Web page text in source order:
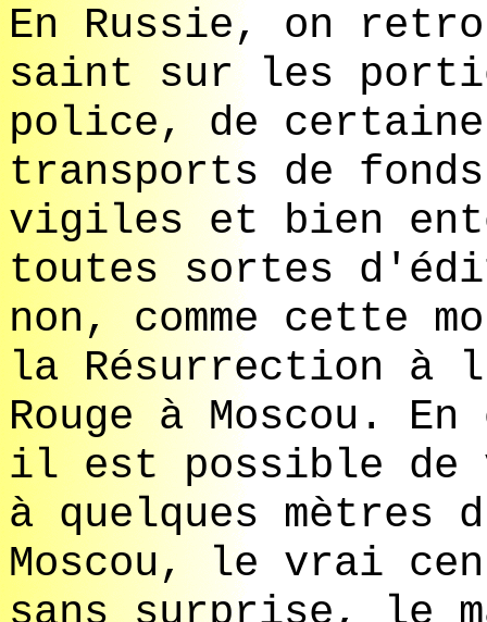
En Russie, on
saint sur les
police, de
transports de
vigiles et bien
toutes sortes
non, comme cette
la Résurrection à
Rouge à Moscou.
il est possible
à quelques mètres
Moscou, le vrai